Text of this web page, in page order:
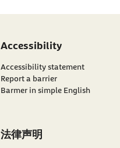
Accessibility
Accessibility statement
Report a barrier
Barmer in simple English
法律声明